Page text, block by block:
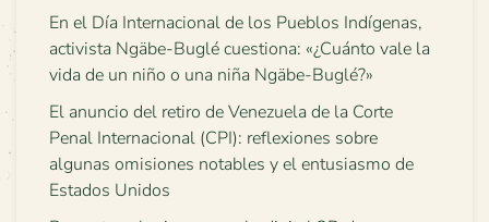
En el Día Internacional de los Pueblos Indígenas,
activista Ngäbe-Buglé cuestiona: «¿Cuánto vale la
vida de un niño o una niña Ngäbe-Buglé?»
El anuncio del retiro de Venezuela de la Corte
Penal Internacional (CPI): reflexiones sobre
algunas omisiones notables y el entusiasmo de
Estados Unidos